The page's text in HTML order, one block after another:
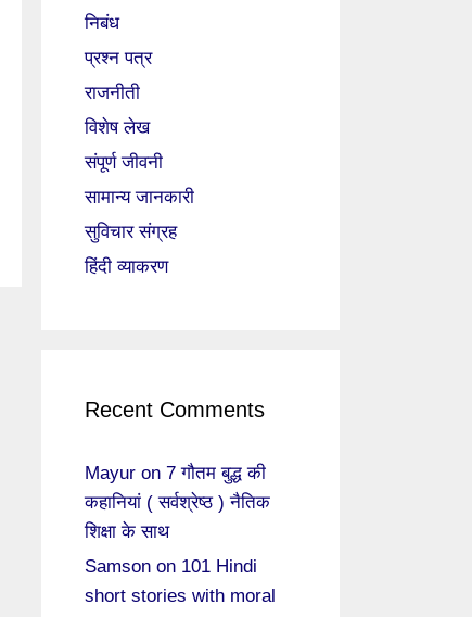
निबंध
प्रश्न पत्र
राजनीती
विशेष लेख
संपूर्ण जीवनी
सामान्य जानकारी
सुविचार संग्रह
हिंदी व्याकरण
Recent Comments
Mayur on 7 गौतम बुद्ध की
कहानियां ( सर्वश्रेष्ठ ) नैतिक
शिक्षा के साथ
Samson on 101 Hindi
short stories with moral